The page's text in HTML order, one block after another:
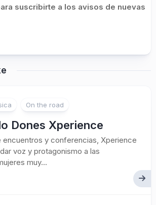
suscribirte a los avisos de nuevas
On the road
Dones Xperience
y conferencias, Xperience
voz y protagonismo a las
muy...